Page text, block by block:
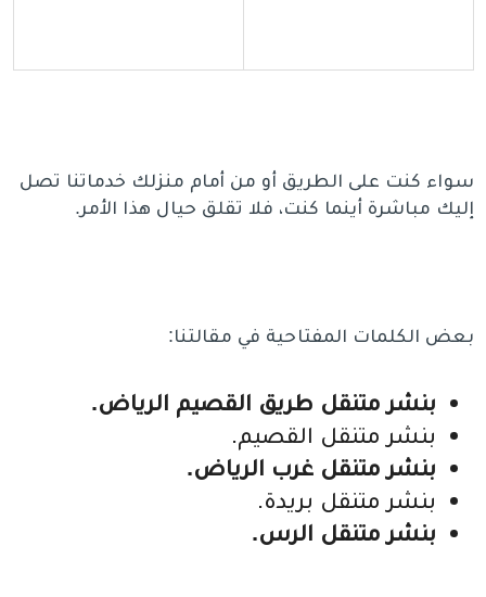
سواء كنت على الطريق أو من أمام منزلك خدماتنا تصل
إليك مباشرة أينما كنت، فلا تقلق حيال هذا الأمر.
بعض الكلمات المفتاحية في مقالتنا:
بنشر متنقل طريق القصيم الرياض.
بنشر متنقل القصيم.
بنشر متنقل غرب الرياض.
بنشر متنقل بريدة.
بنشر متنقل الرس.